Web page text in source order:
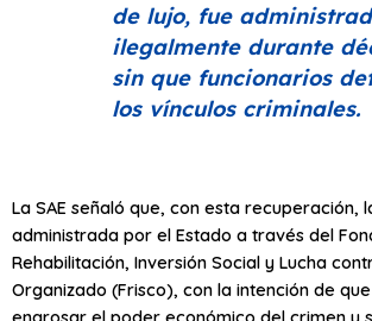
de lujo, fue
ilegalmente durante
sin que funcionarios
los vínculos criminales.
La SAE señaló que, con esta recuperación,
administrada por el Estado a través del
Rehabilitación, Inversión Social y Lucha
Organizado (Frisco), con la intención de
engrosar el poder económico del crimen y